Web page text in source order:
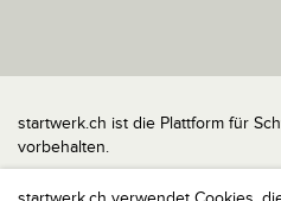
startwerk.ch ist die Plattform für
vorbehalten.
Impressum